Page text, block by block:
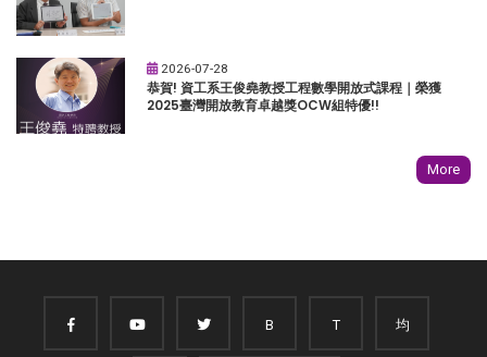
2026-07-28
恭賀! 資工系王俊堯教授工程數學開放式課程｜榮獲
2025臺灣開放教育卓越獎OCW組特優!!
More
B T 均